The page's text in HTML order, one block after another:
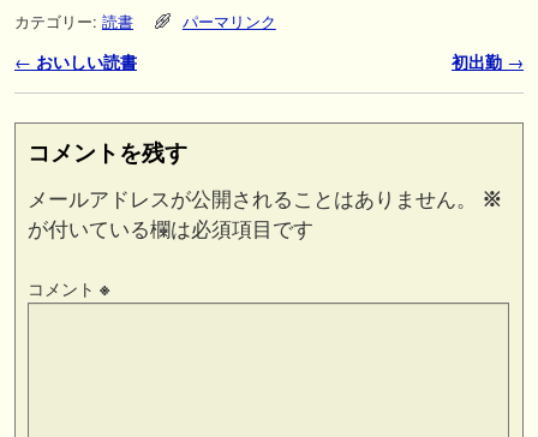
カテゴリー: 読書 パーマリンク
投稿ナビゲーション
← おいしい読書 初出勤 →
コメントを残す
メールアドレスが公開されることはありません。
※
が付いている欄は必須項目です
コメント ※